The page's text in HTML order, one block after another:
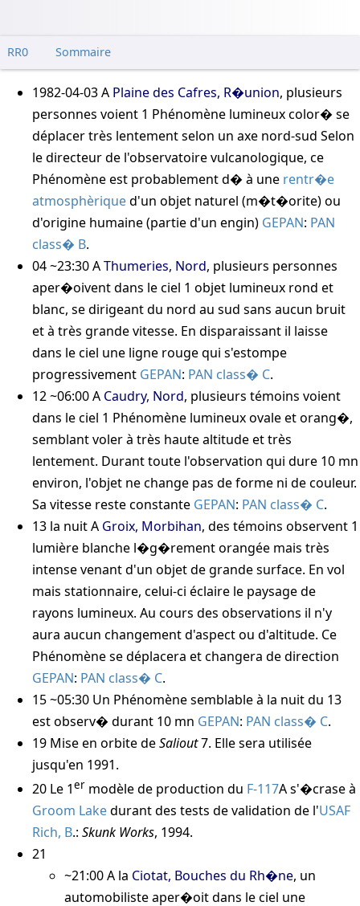
RR0 Sommaire
1982-04-03A Plaine des Cafres, R�union, plusieurs
personnes voient 1 Phénomène lumineux color� se
déplacer très lentement selon un axe nord-sud Selon
le directeur de l'observatoire vulcanologique, ce
Phénomène est probablement d� à une rentr�e
atmosphèriqued'un objet naturel (m�t�orite) ou
d'origine humaine (partie d'un engin) GEPAN: PAN
class� B.
04 ~23:30AThumeries, Nord, plusieurs personnes
aper�oivent dans le ciel 1 objet lumineux rond et
blanc, se dirigeant du nord au sud sans aucun bruit
et à très grande vitesse. En disparaissant il laisse
dans le ciel une ligne rouge qui s'estompe
progressivement GEPAN: PAN class� C.
12 ~06:00A Caudry, Nord, plusieurs témoins voient
dans le ciel 1 Phénomène lumineux ovale et orang�,
semblant voler à très haute altitude et très
lentement. Durant toute l'observation qui dure 10 mn
environ, l'objet ne change pas de forme ni de couleur.
Sa vitesse reste constante GEPAN: PAN class� C.
13 la nuitA Groix, Morbihan, des témoins observent 1
lumière blanche l�g�rement orangée mais très
intense venant d'un objet de grande surface. En vol
mais stationnaire, celui-ci éclaire le paysage de
rayons lumineux. Au cours des observations il n'y
aura aucun changement d'aspect ou d'altitude. Ce
Phénomène se déplacera et changera de direction
GEPAN: PAN class� C.
15 ~05:30 Un Phénomène semblable à la nuit du 13
est observ� durant 10 mn GEPAN: PAN class� C.
19 Mise en orbite deSaliout7. Elle sera utilisée
jusqu'en 1991.
20 Le 1er modèle de production du F-117A s'�crase à
Groom Lakedurant des tests de validation de l'USAF
Rich, B.: Skunk Works, 1994.
21
~21:00A la Ciotat, Bouches du Rh�ne, un
automobiliste aper�oit dans le ciel une